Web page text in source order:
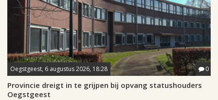
Oegstgeest, 6 augustus 2026, 18:28 0
Provincie dreigt in te grijpen bij opvang statushouders
Oegstgeest